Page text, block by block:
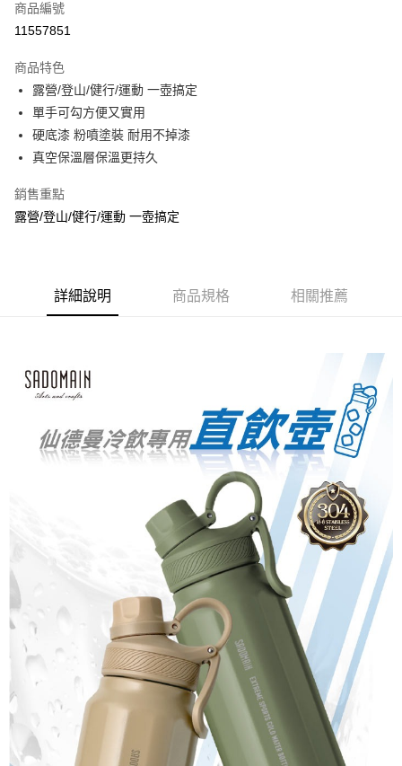
街口支付
Google Pay
全盈+PAY
大哥付你分期
相關說明
1.本服務由台灣大哥大提供，台灣大哥大用戶可立即使用無須另外申請。
2.付款方式選擇「大哥付你分期」，訂單成立後會自動跳轉到大哥付的交易
消。如遇「轉專審核」未通過狀況，表示未達大哥付你分期系統評分，恕無
法說明評估內容。
2.透過簡訊連結打開帳單後，可選擇「超商條碼／台灣大直營門市／銀行轉
帳／街口支付／iPASS MONEY」等通路繳費。
【注意事項】
1.本服務係由「台灣大哥大股份有限公司」（以下簡稱本公司）所提供，讓
用戶於交易時，得透過本服務購買商品或服務，並由商店將買賣／分期付款
買賣價金債權讓與本公司後，依約使用本公司帳單繳交帳款。
2.基於同意付款使用「大哥付你分期」之契約關係目的，商店將以您的個人
資料（包含姓名、電話或地址）提供予台灣大哥大進項蒐集、處理及利用，
由本公司與您本人進行分期帳單所需資料之確認、核對及更正。
3.完整用戶服務條款，請詳閱以下連結：
https://oppay.tw/userRule
AFTEE先享後付
相關說明
１．簡單：不需註冊會員、不需綁卡、不需儲值。
２．便利：只要手機號碼，簡訊認證，即可結帳。
１．於結帳方式選擇「AFTEE先享後付」後，將跳轉至「AFTEE先享後付」
結帳頁面，進行簡訊認證並確認金額後，即可完成結帳。
２．訂單成立數日內，您將收到繳費通知簡訊。
３．收到繳費通知簡訊後14天內，點擊此簡訊中的連結，可透過四大超商／
ATM／網路銀行／等多元方式進行付款，方視為交易完成。
※ 請注意：結帳手續完成當下不需立刻繳費，但若您需要取消訂單，請聯絡
購買商品的店家。未經商家同意取消之訂單仍視為有效，需透過AFTEE先享
※ 交易是否成功請以「AFTEE先享後付 」之結帳頁面顯示為準，若有關於
是否繳費成功／繳費後需取消欲退款等相關疑問，請聯繫「AFTEE先享後付
https://netprotections.freshdesk.com/support/home
１．透過由恩沛科技股份有限公司提供之「AFTEE先享後付」服務完成之交
易，需依本服務之必要範圍內提供個人資料，並將交易相關給付款項請求債
權轉讓予恩沛科技股份有限公司。
２．關於個人資料處理事宜，請瀏覽以下網址：
https://aftee.tw/terms/#terms3
３．未成年的使用者請事先徵得法定代理人或監護人之同意方可使用
「AFTEE先享後付」，若未經同意申辦者引起之損失，本公司不負相關責
４．使用「AFTEE先享後付」時，將依據個別帳號之用戶狀況，依本公司即
時審查核予不同之上限額度；若仍有額度不足之情形，本公司將視審查結果
請求用戶進行身份認證。
５．嚴禁一人註冊多個帳號或使用他人資訊註冊。若發現惡意使用之情形，
運送方式
付款後7-11取貨
每筆NT$70，滿NT$899(含以上)免運費
每筆NT$100，滿NT$1,000(含以上)免運費
京站台北店客服中心(1F星巴克旁) 即日起不提供京站紙袋，取件時
請自備購物袋，若需購買紙袋可現場詢問
商品編號
11557851
商品特色
露營/登山/健行/運動 一壺搞定
單手可勾方便又實用
硬底漆 粉噴塗裝 耐用不掉漆
真空保溫層保溫更持久
銷售重點
露營/登山/健行/運動 一壺搞定
詳細說明 商品規格 相關推薦